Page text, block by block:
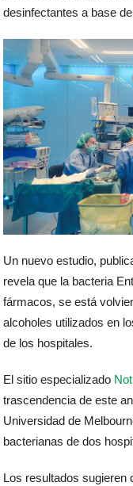
desinfectantes a base
Un nuevo estudio,
revela que la bacteria
fármacos, se está
alcoholes utilizados en
de los hospitales.
El sitio especializado
trascendencia de este
Universidad de
bacterianas de dos
Los resultados sugieren